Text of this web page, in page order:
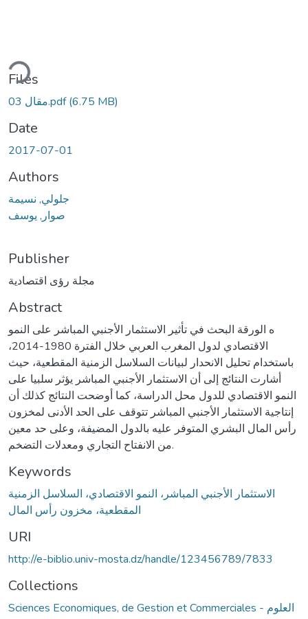
Files
مقال 03.pdf(6.75 MB)
Date
2017-07-01
Authors
جلولي, نسيمة
صوار, يوسف
Publisher
مجلة رؤى اقتصادية
Abstract
ه الورقة البحث في تأثير الاستثمار الأجنبي المباشر على النمو
الاقتصادي لدول المغرب العربي خلال الفترة 1980-2014،
باستخدام تحليل الانحدار لبيانات السلاسل الزمنية المقطعية، حيث
أشارت النتائج إلى أن الاستثمار الأجنبي المباشر يؤثر سلبيا على
النمو الاقتصادي للدول محل الدراسة، كما أوضحت النتائج كذلك أن
إنتاجية الاستثمار الأجنبي المباشر تتوقف على الحد الأدنى لمخزون
رأس المال البشري المتوفر عليه بالدول المضيفة، وعلى حد معين
من الانفتاح التجاري ومعدلات التضخم.
Keywords
الاستثمار الأجنبي المباشر، النمو الاقتصادي، السلاسل الزمنية
المقطعية، مخزون رأس المال
URI
http://e-biblio.univ-mosta.dz/handle/123456789/7833
Collections
Sciences Economiques, de Gestion et Commerciales - العلوم